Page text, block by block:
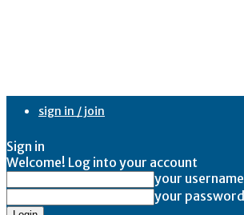
sign in / join
Sign in
Welcome! Log into your account
your username
your password